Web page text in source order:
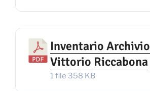
Inventario Archivio
Vittorio Riccabona
1 file 358 KB